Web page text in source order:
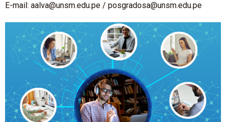
E-mail: aalva@unsm.edu.pe / posgradosa@unsm.edu.pe